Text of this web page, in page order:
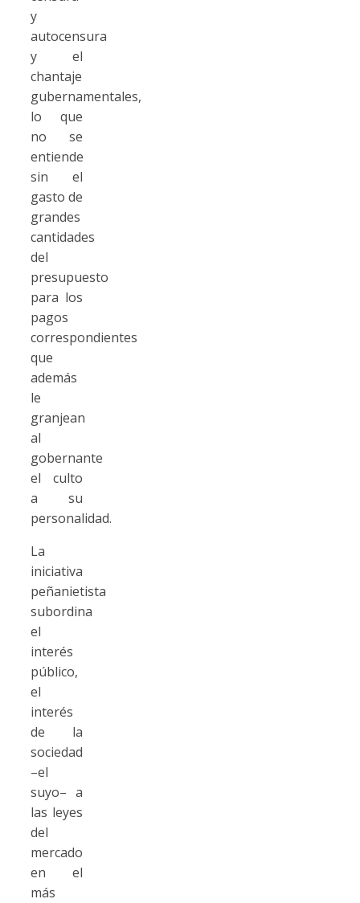
y
autocensura
y el
chantaje
gubernamentales,
lo que
no se
entiende
sin el
gasto de
grandes
cantidades
del
presupuesto
para los
pagos
correspondientes
que
además
le
granjean
al
gobernante
el culto
a su
personalidad.
La
iniciativa
peñanietista
subordina
el
interés
público,
el
interés
de la
sociedad
–el
suyo– a
las leyes
del
mercado
en el
más